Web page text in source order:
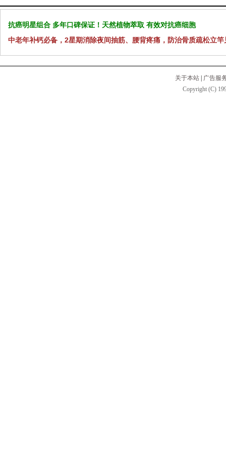
抗癌明星组合 多年口碑保证！天然植物萃取 有效对抗癌细胞
中老年补钙必备，2星期消除夜间抽筋、腰背疼痛，防治骨质疏松立竿
关于本站
广告服
Copyright (C)